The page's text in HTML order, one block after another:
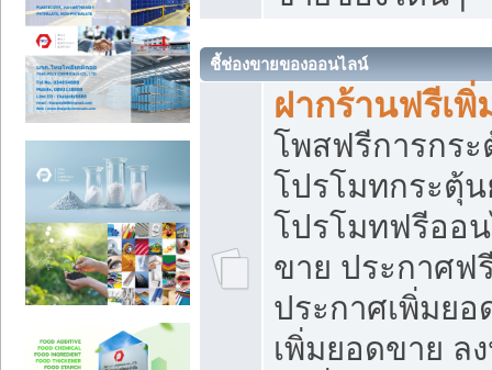
ชี้ช่องขายของออนไลน์
ฝากร้านฟรีเ
โพสฟรีการกร
โปรโมทกระตุ้
โปรโมทฟรีออ
ขาย ประกาศฟ
ประกาศเพิ่มย
เพิ่มยอดขาย ล